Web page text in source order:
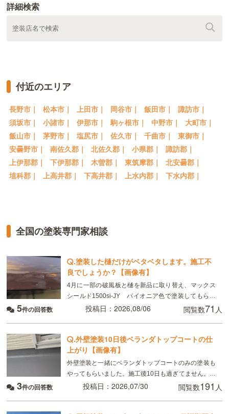
詳細検索
付近のエリア
長野市｜ 松本市｜ 上田市｜ 岡谷市｜ 飯田市｜
諏訪市｜
須坂市｜
小諸市｜ 伊那市｜ 駒ヶ根市｜ 中野市｜
大町市｜
飯山市｜
茅野市｜ 塩尻市｜ 佐久市｜ 千曲市｜
東御市｜
安曇野市｜
南佐久郡｜ 北佐久郡｜ 小県郡｜
諏訪郡｜
上伊那郡｜
下伊那郡｜ 木曽郡｜ 東筑摩郡｜
北安曇郡｜
埴科郡｜
上高井郡｜ 下高井郡｜ 上水内郡｜ 下水内郡｜
全国の塗装専門家相談
.塗装した樋だけがベタベタします。施工不
良でしょうか？【画像有】
4月に一部の破風板と樋を新品に取り替え、マックス
シールド1500si-JY パイオニア色で塗装してもらい
ました。 8月現在、樋がベタベタして小さい虫が張り
5件の回答数 投稿日：2026,08/06 閲覧数71 人
.外壁塗装10日後ベランダトップコートの仕
上がり【画像有】
外壁塗装と一緒にベランダトップコートのみの塗装も
やってもらいました。施工後10日も過ぎてません。こ
れは普通ですか？
3件の回答数 投稿日：2026,07/30 閲覧数191 人